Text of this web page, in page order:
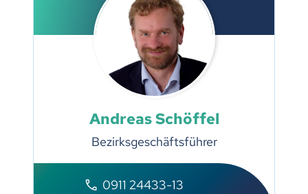
Andreas Schöffel
Bezirksgeschäftsführer
0911 24433-13